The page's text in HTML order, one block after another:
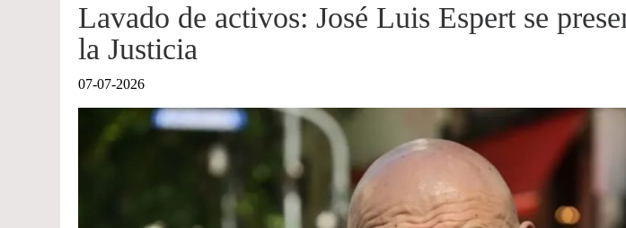
Lavado de activos: José Luis Espert se
la Justicia
07-07-2026